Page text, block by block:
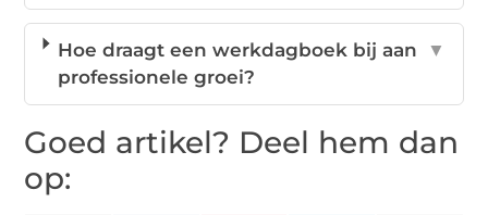
Hoe draagt een werkdagboek bij aan
professionele groei?
▼
Goed artikel? Deel hem dan
op: